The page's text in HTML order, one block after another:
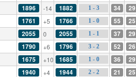
1896 -14 1882 1 - 3 34 29
1761 +5 1766 1 - 0 55 25
2055 0 2055 1 - 1 37 29
1790 +6 1796 3 - 2 52 26
1675 +10 1685 1 - 0 36 29
1940 +4 1944 2 - 2 21 25